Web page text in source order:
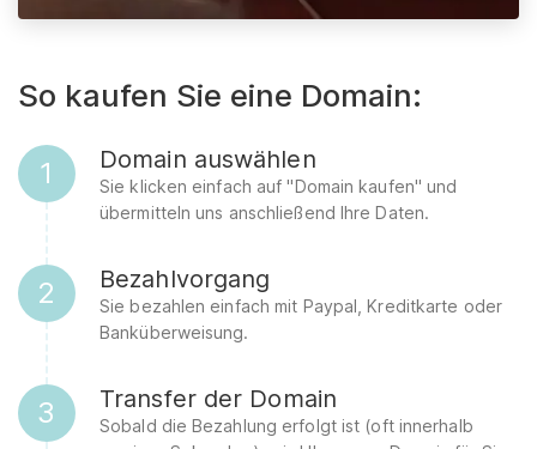
So kaufen Sie eine Domain:
1 Domain auswählen
Sie klicken einfach auf "Domain kaufen" und
übermitteln uns anschließend Ihre Daten.
2 Bezahlvorgang
Sie bezahlen einfach mit Paypal, Kreditkarte oder
Banküberweisung.
3 Transfer der Domain
Sobald die Bezahlung erfolgt ist (oft innerhalb